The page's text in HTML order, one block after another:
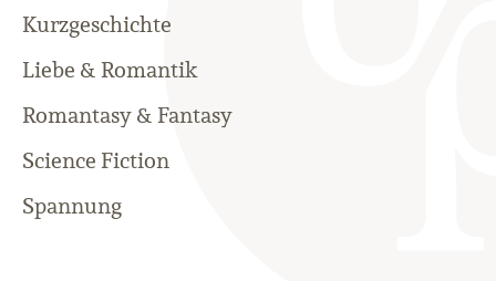
Kurzgeschichte
Liebe & Romantik
Romantasy & Fantasy
Science Fiction
Spannung